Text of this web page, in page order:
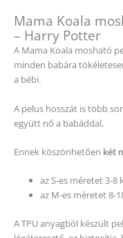
Mama Koala
– Harry Potter
A Mama Koala mosható
minden babára
a bébi.
A pelus hosszát is több
együtt nő a babáddal.
Ennek köszönhetően két
az S-es méretet 3-8
az M-es méretet 8-
A TPU anyagból készült